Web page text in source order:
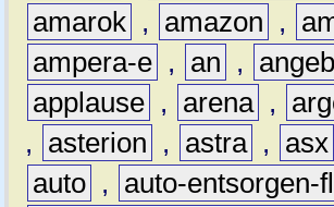
amarok , amazon ,
ampera-e , an ,
applause , arena ,
,
asterion , astra , asx
auto , auto-entsorgen-